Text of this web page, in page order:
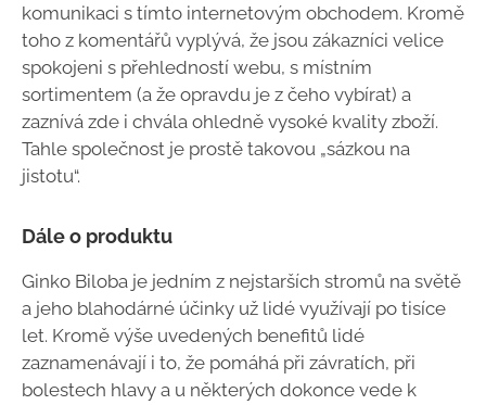
komunikaci s tímto internetovým obchodem. Kromě
toho z komentářů vyplývá, že jsou zákazníci velice
spokojeni s přehledností webu, s místním
sortimentem (a že opravdu je z čeho vybírat) a
zaznívá zde i chvála ohledně vysoké kvality zboží.
Tahle společnost je prostě takovou „sázkou na
jistotu“.
Dále o produktu
Ginko Biloba je jedním z nejstarších stromů na světě
a jeho blahodárné účinky už lidé využívají po tisíce
let. Kromě výše uvedených benefitů lidé
zaznamenávají i to, že pomáhá při závratích, při
bolestech hlavy a u některých dokonce vede k